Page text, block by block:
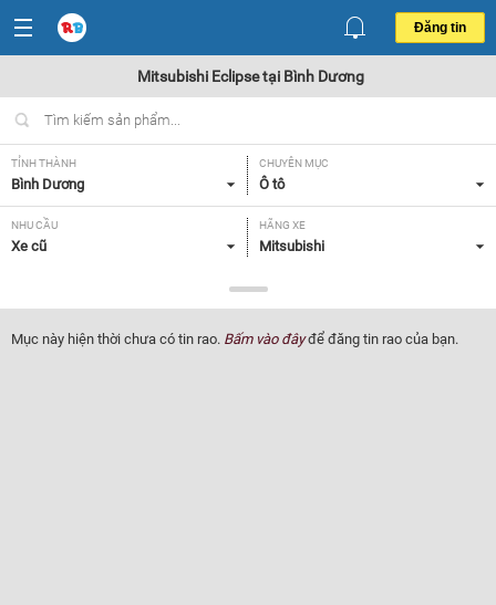
Đăng tin
Mitsubishi Eclipse tại Bình Dương
TỈNH THÀNH
Bình Dương
CHUYÊN MỤC
Ô tô
NHU CẦU
Xe cũ
HÃNG XE
Mitsubishi
Eclipse
NĂM SẢN XUẤT
Tất cả
GIÁ XE XUẤT XỨ
Mục này hiện thời chưa có tin rao. Bấm vào đâyđể đăng tin rao của bạn.